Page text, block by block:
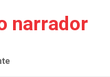
narrador